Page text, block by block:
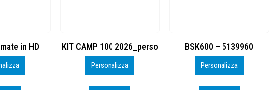
2026_perso BSK600 – 5139960
Personalizza
DTF
Personalizza